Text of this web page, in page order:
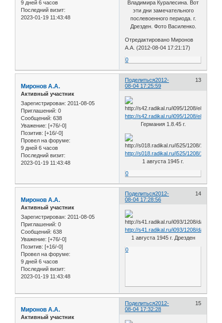
9 дней 6 часов
Последний визит:
2023-01-19 11:43:48
Владимира Куралесина. Вот
эти дни замечательного
послевоенного периода. г.
Дрезден. Фото Василенко.
Отредактировано Миронов
А.А. (2012-08-04 17:21:17)
0
Поделиться 13
2012-
08-04 17:25:59
Миронов А.А.
Активный участник
Зарегистрирован: 2011-08-05
Приглашений: 0
Сообщений: 638
Уважение: [+76/-0]
Позитив: [+16/-0]
Провел на форуме:
9 дней 6 часов
Последний визит:
2023-01-19 11:43:48
http://s42.radikal.ru/i095/1208/e8/
Германия 1.8.45 г.
http://s018.radikal.ru/i525/1208/1f/
1 августа 1945 г.
0
Поделиться 14
2012-
08-04 17:28:56
Миронов А.А.
Активный участник
Зарегистрирован: 2011-08-05
Приглашений: 0
Сообщений: 638
Уважение: [+76/-0]
Позитив: [+16/-0]
Провел на форуме:
9 дней 6 часов
Последний визит:
2023-01-19 11:43:48
http://s41.radikal.ru/i093/1208/da/
1 августа 1945 г. Дрезден
0
Поделиться 15
2012-
08-04 17:32:28
Миронов А.А.
Активный участник